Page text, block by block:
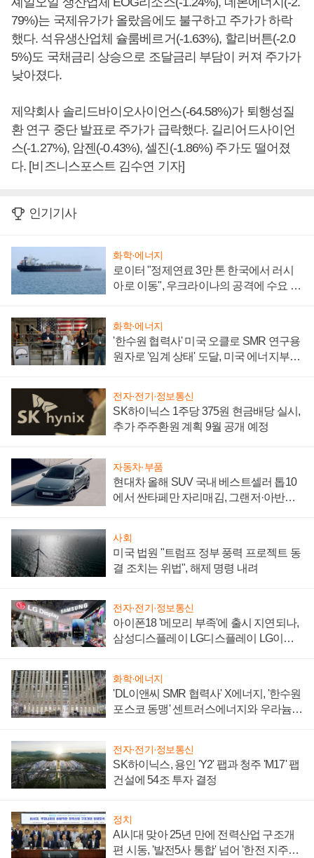
79%)는 국제유가가 올랐음에도 불구하고 주가가 하락
했다. 석유생산업체 슐룸베르거(-1.63%), 할리버튼(-2.0
5%)도 국채금리 상승으로 조달금리 부담이 커져 주가가
낮아졌다.
제약회사 솔리드바이오사이언스(-64.58%)가 퇴행성질
환 연구 중단 발표로 주가가 급락했다. 길리어드사이언
스(-1.27%), 암젠(-0.43%), 셀진(-1.86%) 주가도 떨어졌
다. [비즈니스포스트 김수연 기자]
인기기사
화학·에너지
로이터 "정제연료 3만 톤 한국에서 러시
아로 이동", 우크라이나의 공격에 수요 늘
화학·에너지
'한수원 협력사' 미국 오클로 SMR 연구용
원자로 '임계 상태' 도달, 미국 에너지부
전자·전기·정보통신
SK하이닉스 1주당 375원 현금배당 실시,
추가 주주환원 계획 9월 공개 예정
자동차·부품
현대차 올해 SUV 국내 베스트셀러 톱10
에서 싼타페만 자리매김, 그랜저·아반떼
사회
미국 법원 "트럼프 정부 풍력 프로젝트 동
결 조치는 위법", 해제 명령 내려
전자·전기·정보통신
아이폰18 '메모리 부족'에 출시 지연되나,
삼성디스플레이 LG디스플레이 LG이노
화학·에너지
'DL이앤씨 SMR 협력사' X에너지, '한수원
포스코 동맹' 센트러스에너지와 우라늄
전자·전기·정보통신
SK하이닉스, 용인 'Y2' 팹과 청주 'M17' 팹
건설에 54조 투자 결정
정치
AI시대 맞아 25년 만에 전력산업 구조개
편 시동, '발전5사 통합' 넘어 '한전 지주사'